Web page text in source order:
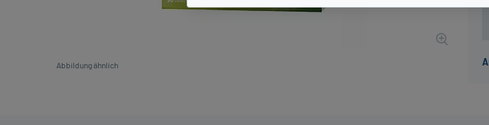
Abbildung ähnlich